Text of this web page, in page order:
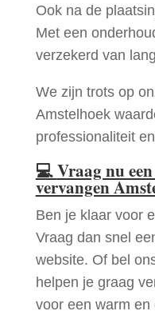
Ook na de
Met een
verzekerd van
We zijn trots op
Amstelhoek
professionaliteit
💻Vraag nu
vervangen
Ben je klaar voor
Vraag dan snel
website. Of bel
helpen je graag
voor een warm